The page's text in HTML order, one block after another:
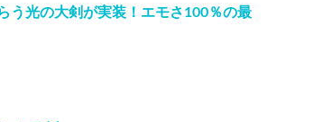
う光の大剣が実装！エモさ100％の最